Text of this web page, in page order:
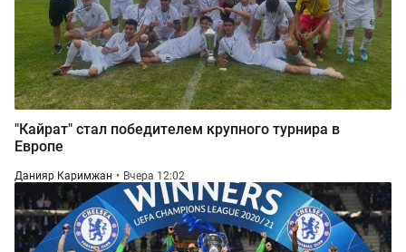
"Кайрат" стал победителем крупного турнира в
Европе
Данияр Каримжан Вчера 12:02